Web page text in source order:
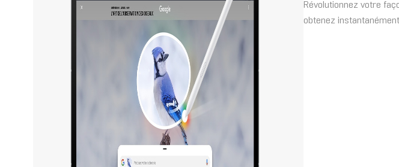
Révolutionnez votre
obtenez